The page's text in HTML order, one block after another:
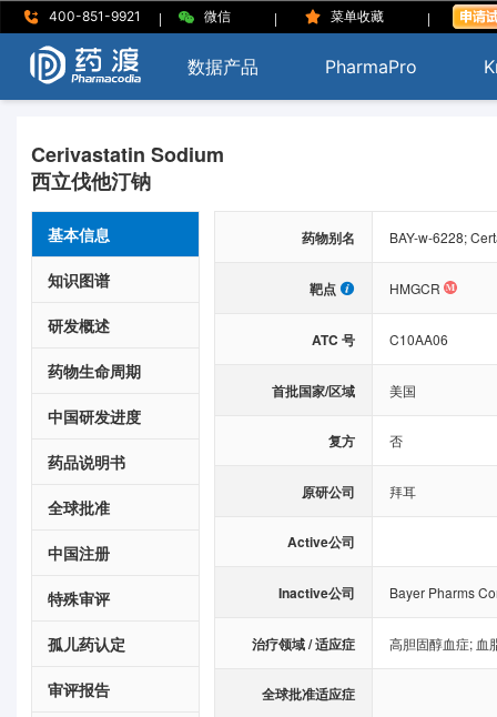
400-851-9921 | 微信 | 菜单收藏 |
数据产品 PharmaPro
Cerivastatin Sodium
西立伐他汀钠
基本信息
知识图谱
研发概述
药物生命周期
中国研发进度
药品说明书
全球批准
中国注册
特殊审评
孤儿药认定
审评报告
药物别名 BAY-w-6228;
靶点 HMGCR
ATC 号 C10AA06
首批国家/区域 美国
复方 否
原研公司 拜耳
Active公司
Inactive公司 Bayer Pharms
治疗领域 / 适应症 高胆固醇血症; 血
全球批准适应症